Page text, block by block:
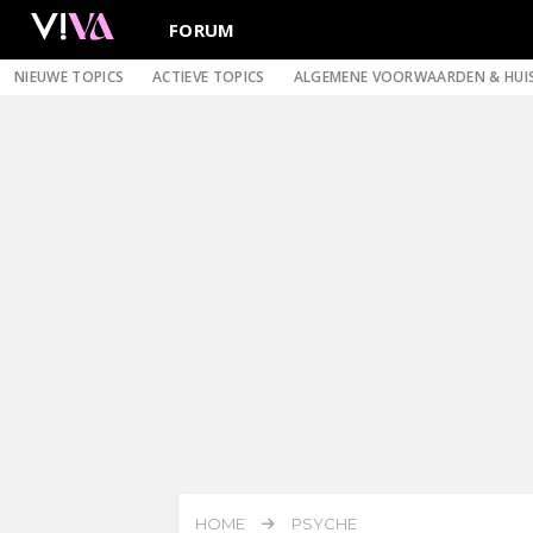
FORUM
NIEUWE TOPICS ACTIEVE TOPICS ALGEMENE VOORWAARDEN &
HOME PSYCHE